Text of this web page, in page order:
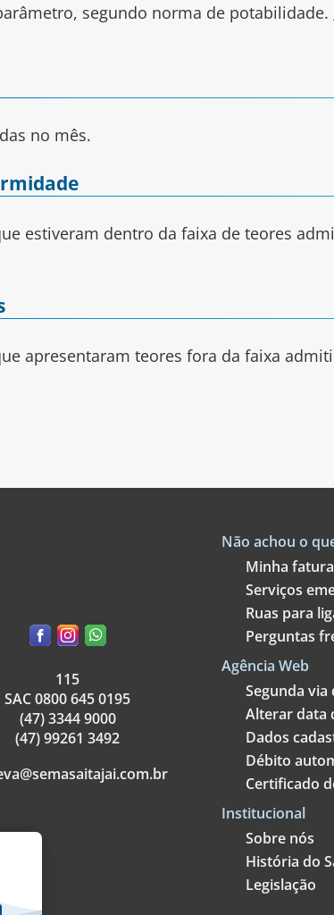
segundo norma de potabilidade.
no mês.
estiveram dentro da faixa de teores
apresentaram teores fora da faixa
115
SAC 0800 645 0195
(47) 3344 9000
(47) 99261 3492
Não achou o
Minha fatura
Serviços
Ruas para
Perguntas
Agência Web
Segunda via
Alterar data
Dados
Débito
Certificado
Institucional
Sobre nós
História do
Legislação